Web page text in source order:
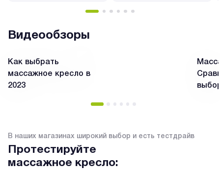
Видеообзоры
Как выбрать
массажное кресло в
2023
В наших магазинах широкий выбор и есть тестдрайв
Протестируйте
массажное кресло: